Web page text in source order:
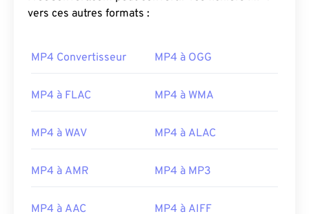
vers ces autres formats :
MP4 Convertisseur MP4 à OGG
MP4 à FLAC MP4 à WMA
MP4 à WAV MP4 à ALAC
MP4 à AMR MP4 à MP3
MP4 à AAC MP4 à AIFF